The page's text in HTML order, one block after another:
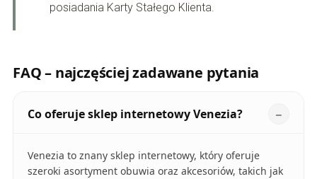
posiadania Karty Stałego Klienta.
FAQ – najczęściej zadawane pytania
Co oferuje sklep internetowy Venezia?
Venezia to znany sklep internetowy, który oferuje
szeroki asortyment obuwia oraz akcesoriów, takich jak